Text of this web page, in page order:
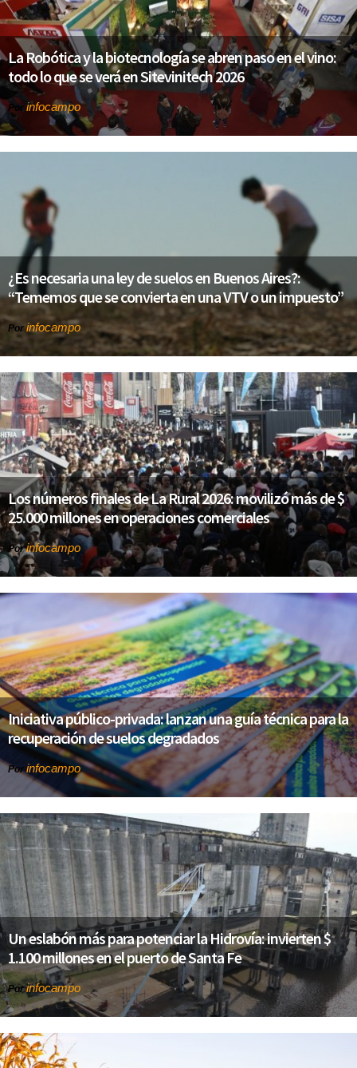
La Robótica y la biotecnología se abren paso en el vino:
todo lo que se verá en Sitevinitech 2026
Por infocampo
¿Es necesaria una ley de suelos en Buenos Aires?:
“Tememos que se convierta en una VTV o un impuesto”
Por infocampo
Los números finales de La Rural 2026: movilizó más de $
25.000 millones en operaciones comerciales
Porinfocampo
Iniciativa público-privada: lanzan una guía técnica para la
recuperación de suelos degradados
Por infocampo
Un eslabón más para potenciar la Hidrovía: invierten $
1.100 millones en el puerto de Santa Fe
Porinfocampo